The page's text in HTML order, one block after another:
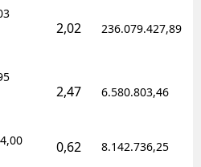
2,02 236.079.427,89
2,47 6.580.803,46
0,62 8.142.736,25